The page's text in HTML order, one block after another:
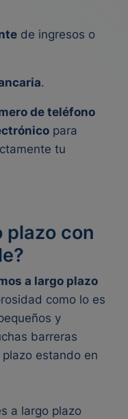
de ingresos o
.
de teléfono
para
tu
plazo con
a largo plazo
como lo es
y
barreras
estando en
a largo plazo